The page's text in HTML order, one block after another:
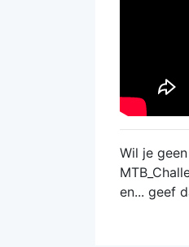
Wil je
en... geef